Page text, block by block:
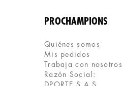
PROCHAMPIONS
Quiénes somos
Mis pedidos
Trabaja con nosotros
Razón Social:
DPORTE S.A.S.